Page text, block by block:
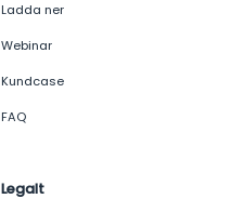
Ladda ner
Webinar
Kundcase
FAQ
Legalt